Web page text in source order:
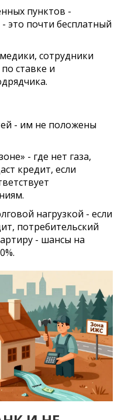
пунктов -
- это почти бесплатный
сотрудники
ставке и
- им не положены
- где нет газа,
кредит, если
нагрузкой - если
потребительский
- шансы на